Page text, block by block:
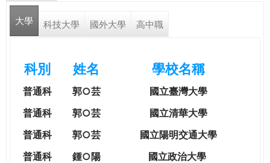
e
e
大學 科技大學 國外大學 高中職
科別 姓名 學校名稱
普通科 郭○芸
國立臺灣大學
普通科
郭○芸
國立清華大學
普通科
郭○芸
國立陽明交通大學
普通科
鍾○陽
國立政治大學